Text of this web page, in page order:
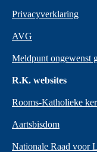
Privacyverklaring
AVG
Meldpunt ongewenst
R.K. websites
Rooms-Katholieke
Aartsbisdom
Nationale Raad voor